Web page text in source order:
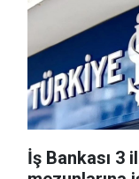
İş Bankası 3